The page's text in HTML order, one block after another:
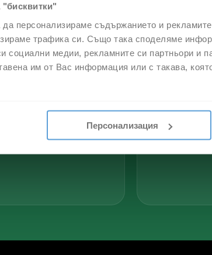
"бисквитки"
да персонализираме съдържанието и
трафика си. Също така споделяме
социални медии, рекламните си партньори и
им от Вас информация или с такава,
Персонализация
Съвременни
функционалност и
модерен дизайн за
екрана